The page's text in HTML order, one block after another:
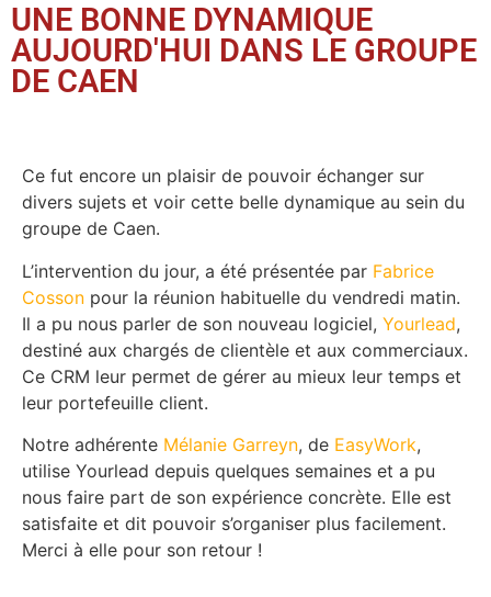
UNE BONNE DYNAMIQUE
AUJOURD'HUI DANS LE GROUPE
DE CAEN
Ce fut encore un plaisir de pouvoir échanger sur
divers sujets et voir cette belle dynamique au sein du
groupe de Caen.
L’intervention du jour, a été présentée par Fabrice
Cosson pour la réunion habituelle du vendredi matin.
Il a pu nous parler de son nouveau logiciel, Yourlead,
destiné aux chargés de clientèle et aux commerciaux.
Ce CRM leur permet de gérer au mieux leur temps et
leur portefeuille client.
Notre adhérente Mélanie Garreyn, de EasyWork,
utilise Yourlead depuis quelques semaines et a pu
nous faire part de son expérience concrète. Elle est
satisfaite et dit pouvoir s’organiser plus facilement.
Merci à elle pour son retour !